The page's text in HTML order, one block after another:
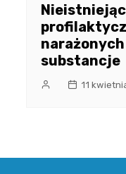
substancje
11